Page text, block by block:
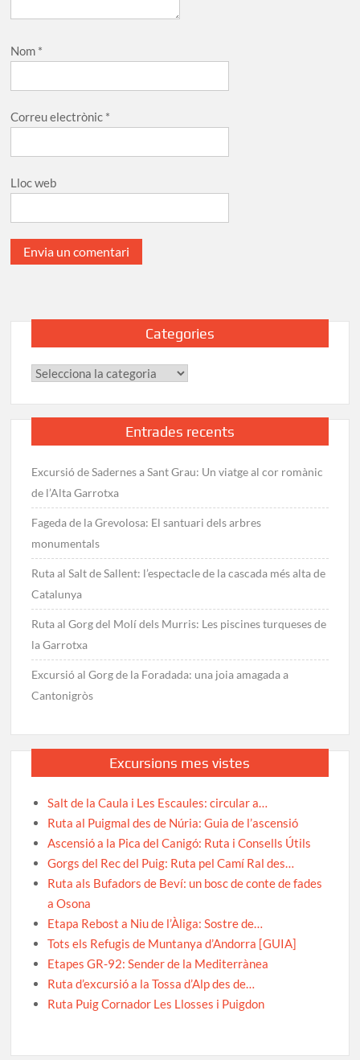
Nom *
Correu electrònic *
Lloc web
Categories
Categories
Entrades recents
Excursió de Sadernes a Sant Grau: Un viatge al cor romànic
de l’Alta Garrotxa
Fageda de la Grevolosa: El santuari dels arbres
monumentals
Ruta al Salt de Sallent: l’espectacle de la cascada més alta de
Catalunya
Ruta al Gorg del Molí dels Murris: Les piscines turqueses de
la Garrotxa
Excursió al Gorg de la Foradada: una joia amagada a
Cantonigròs
Excursions mes vistes
Salt de la Caula i Les Escaules: circular a…
Ruta al Puigmal des de Núria: Guia de l’ascensió
Ascensió a la Pica del Canigó: Ruta i Consells Útils
Gorgs del Rec del Puig: Ruta pel Camí Ral des…
Ruta als Bufadors de Beví: un bosc de conte de fades
a Osona
Etapa Rebost a Niu de l’Àliga: Sostre de…
Tots els Refugis de Muntanya d’Andorra [GUIA]
Etapes GR-92: Sender de la Mediterrànea
Ruta d’excursió a la Tossa d’Alp des de…
Ruta Puig Cornador Les Llosses i Puigdon